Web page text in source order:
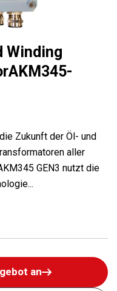
Winding
Zukunft der Öl- und
aller
GEN3 nutzt die
an